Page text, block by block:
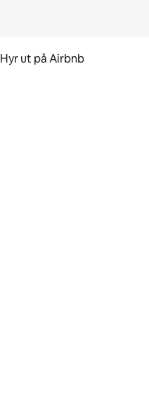
Hyr ut på Airbnb